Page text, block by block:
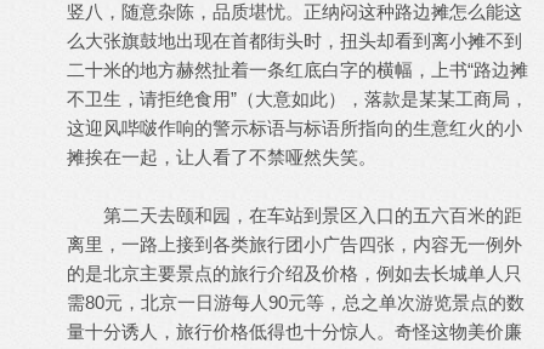
竖八，随意杂陈，品质堪忧。正纳闷这种路边摊怎么能这
么大张旗鼓地出现在首都街头时，扭头却看到离小摊不到
二十米的地方赫然扯着一条红底白字的横幅，上书“路边摊
不卫生，请拒绝食用”（大意如此），落款是某某工商局，
这迎风哔啵作响的警示标语与标语所指向的生意红火的小
摊挨在一起，让人看了不禁哑然失笑。
第二天去颐和园，在车站到景区入口的五六百米的距
离里，一路上接到各类旅行团小广告四张，内容无一例外
的是北京主要景点的旅行介绍及价格，例如去长城单人只
需80元，北京一日游每人90元等，总之单次游览景点的数
量十分诱人，旅行价格低得也十分惊人。奇怪这物美价廉